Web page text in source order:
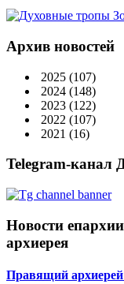
Архив новостей
2025 (107)
2024 (148)
2023 (122)
2022 (107)
2021 (16)
Telegram-канал
Новости
архиерея
Правящий архиерей